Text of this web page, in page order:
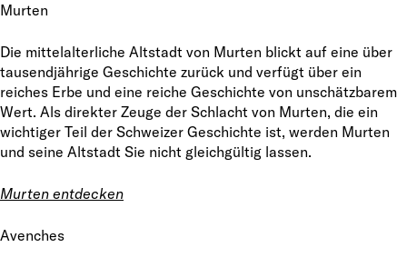
Murten
Die mittelalterliche Altstadt von Murten blickt auf eine über
tausendjährige Geschichte zurück und verfügt über ein
reiches Erbe und eine reiche Geschichte von unschätzbarem
Wert. Als direkter Zeuge der Schlacht von Murten, die ein
wichtiger Teil der Schweizer Geschichte ist, werden Murten
und seine Altstadt Sie nicht gleichgültig lassen.
Murten entdecken
Avenches